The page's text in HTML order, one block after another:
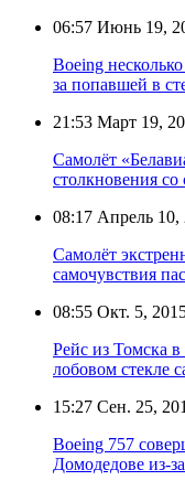
06:57 Июнь 19,
Boeing
за попавшей в
21:53 Март 19,
Самолёт
столкновения со
08:17 Апрель 10,
Самолёт
самочувствия
08:55 Окт. 5,
Рейс из Томска
лобовом стекле
15:27 Сен. 25,
Boeing 757
Домодедове из-